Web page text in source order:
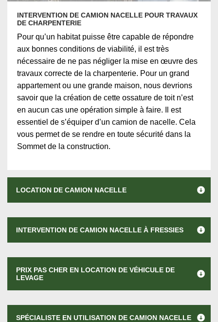
INTERVENTION DE CAMION NACELLE POUR TRAVAUX
DE CHARPENTERIE
Pour qu’un habitat puisse être capable de répondre
aux bonnes conditions de viabilité, il est très
nécessaire de ne pas négliger la mise en œuvre des
travaux correcte de la charpenterie. Pour un grand
appartement ou une grande maison, nous devrions
savoir que la création de cette ossature de toit n’est
en aucun cas une opération simple à faire. Il est
essentiel de s’équiper d’un camion de nacelle. Cela
vous permet de se rendre en toute sécurité dans la
Sommet de la construction.
LOCATION DE CAMION NACELLE
INTERVENTION DE CAMION NACELLE À FRESSIES
PRIX PAS CHER EN LOCATION DE VÉHICULE DE
LEVAGE
SPÉCIALISTE EN UTILISATION DE CAMION NACELLE